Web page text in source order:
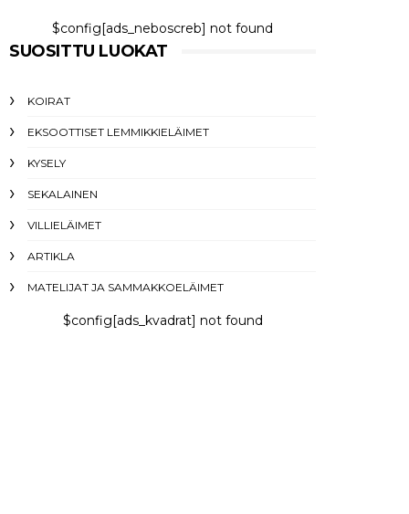
$config[ads_neboscreb] not found
SUOSITTU LUOKAT
KOIRAT
EKSOOTTISET LEMMIKKIELÄIMET
KYSELY
SEKALAINEN
VILLIELÄIMET
ARTIKLA
MATELIJAT JA SAMMAKKOELÄIMET
$config[ads_kvadrat] not found